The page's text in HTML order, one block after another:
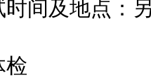
间及地点：